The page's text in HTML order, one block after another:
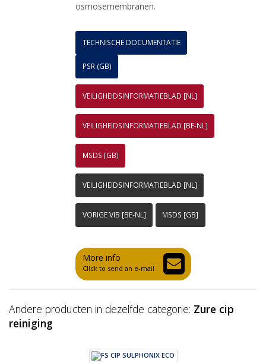
osmosemembranen.
TECHNISCHE DOCUMENTATIE
PSR (GB)
VEILIGHEIDSINFORMATIEBLAD [NL]
VEILIGHEIDSINFORMATIEBLAD [BE-NL]
MSDS [GB]
VEILIGHEIDSINFORMATIEBLAD [NL]
VORIGE VIB [BE-NL] MSDS [GB]
More info
Click to send an e-mail
Andere producten in dezelfde categorie: Zure cip
reiniging